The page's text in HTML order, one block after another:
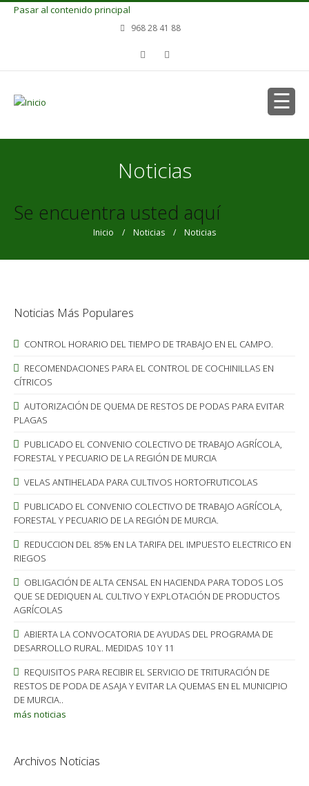
Pasar al contenido principal
968 28 41 88
Noticias
Se encuentra usted aquí
Inicio / Noticias / Noticias
Noticias Más Populares
CONTROL HORARIO DEL TIEMPO DE TRABAJO EN EL CAMPO.
RECOMENDACIONES PARA EL CONTROL DE COCHINILLAS EN
CÍTRICOS
AUTORIZACIÓN DE QUEMA DE RESTOS DE PODAS PARA EVITAR
PLAGAS
PUBLICADO EL CONVENIO COLECTIVO DE TRABAJO AGRÍCOLA,
FORESTAL Y PECUARIO DE LA REGIÓN DE MURCIA
VELAS ANTIHELADA PARA CULTIVOS HORTOFRUTICOLAS
PUBLICADO EL CONVENIO COLECTIVO DE TRABAJO AGRÍCOLA,
FORESTAL Y PECUARIO DE LA REGIÓN DE MURCIA.
REDUCCION DEL 85% EN LA TARIFA DEL IMPUESTO ELECTRICO EN
RIEGOS
OBLIGACIÓN DE ALTA CENSAL EN HACIENDA PARA TODOS LOS
QUE SE DEDIQUEN AL CULTIVO Y EXPLOTACIÓN DE PRODUCTOS
AGRÍCOLAS
ABIERTA LA CONVOCATORIA DE AYUDAS DEL PROGRAMA DE
DESARROLLO RURAL. MEDIDAS 10 Y 11
REQUISITOS PARA RECIBIR EL SERVICIO DE TRITURACIÓN DE
RESTOS DE PODA DE ASAJA Y EVITAR LA QUEMAS EN EL MUNICIPIO
DE MURCIA..
más noticias
Archivos Noticias